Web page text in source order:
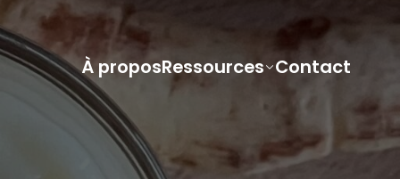
À proposRessources Contact